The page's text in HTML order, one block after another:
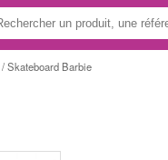
/ Skateboard Barbie